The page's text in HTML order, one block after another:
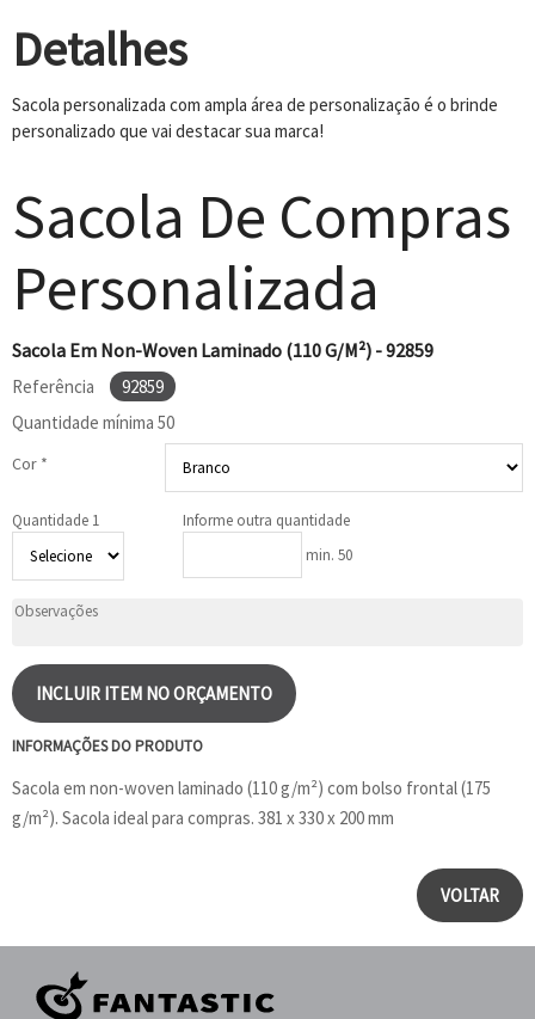
Detalhes
Sacola personalizada com ampla área de personalização é o brinde
personalizado que vai destacar sua marca!
Sacola De Compras
Personalizada
Sacola Em Non-Woven Laminado (110 G/m²) - 92859
Referência
92859
Quantidade mínima 50
Cor *
Quantidade 1
Informe outra quantidade
min. 50
INCLUIR ITEM NO ORÇAMENTO
INFORMAÇÕES DO PRODUTO
Sacola em non-woven laminado (110 g/m²) com bolso frontal (175
g/m²). Sacola ideal para compras. 381 x 330 x 200 mm
VOLTAR